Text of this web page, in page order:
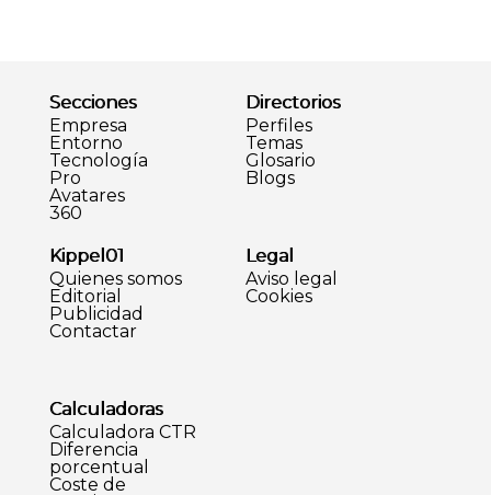
Secciones
Empresa
Entorno
Tecnología
Pro
Avatares
360
Directorios
Perfiles
Temas
Glosario
Blogs
Kippel01
Quienes somos
Editorial
Publicidad
Contactar
Legal
Aviso legal
Cookies
Calculadoras
Calculadora CTR
Diferencia
porcentual
Coste de